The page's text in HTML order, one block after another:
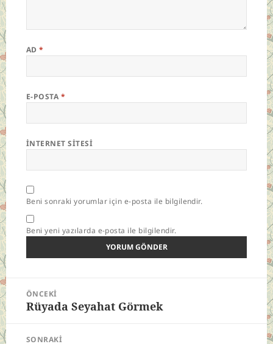
AD*
E-POSTA *
İNTERNET SITESI
Beni sonraki yorumlar için e-posta ile bilgilendir.
Beni yeni yazılarda e-posta ile bilgilendir.
Yazı
gezinmesi
ÖNCEKI
Önceki
Rüyada Seyahat Görmek
SONRAKI